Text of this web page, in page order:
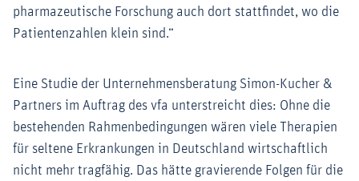
pharmazeutische Forschung auch dort stattfindet, wo die
Patientenzahlen klein sind.“
Eine Studie der Unternehmensberatung Simon-Kucher &
Partners im Auftrag des vfa unterstreicht dies: Ohne die
bestehenden Rahmenbedingungen wären viele Therapien
für seltene Erkrankungen in Deutschland wirtschaftlich
nicht mehr tragfähig. Das hätte gravierende Folgen für die